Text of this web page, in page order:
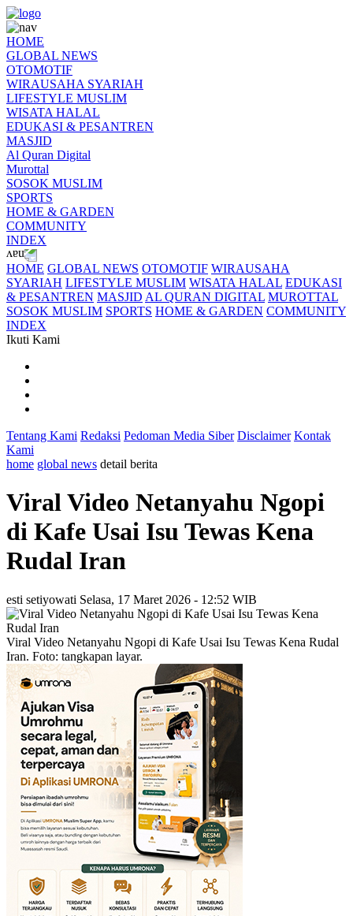
HOME
GLOBAL NEWS
OTOMOTIF
WIRAUSAHA SYARIAH
LIFESTYLE MUSLIM
WISATA HALAL
EDUKASI & PESANTREN
MASJID
Al Quran Digital
Murottal
SOSOK MUSLIM
SPORTS
HOME & GARDEN
COMMUNITY
INDEX
HOME GLOBAL NEWS OTOMOTIF WIRAUSAHA
SYARIAH LIFESTYLE MUSLIM WISATA HALAL EDUKASI
& PESANTREN MASJID AL QURAN DIGITAL MUROTTAL
SOSOK MUSLIM SPORTS HOME & GARDEN COMMUNITY
INDEX
Ikuti Kami
Tentang Kami Redaksi Pedoman Media Siber Disclaimer Kontak
Kami
home global news detail berita
Viral Video Netanyahu Ngopi
di Kafe Usai Isu Tewas Kena
Rudal Iran
esti setiyowati Selasa, 17 Maret 2026 - 12:52 WIB
Viral Video Netanyahu Ngopi di Kafe Usai Isu Tewas Kena Rudal
Iran. Foto: tangkapan layar.